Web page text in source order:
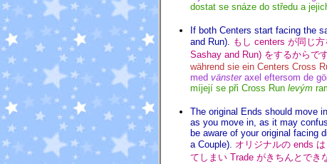
dostat se snáze do středu a
If both Centers start facing the
and Run). もし centers が同じ
Sashay and Run) をするからで
während sie ein Centers Cross
med vänsteraxel eftersom de
míjejí se při Cross Run levým
The original Ends should move
as you move in, as it may
be aware of your original facing
a Couple). オリジナルの ends は
てしまい Trade がきちんとでき